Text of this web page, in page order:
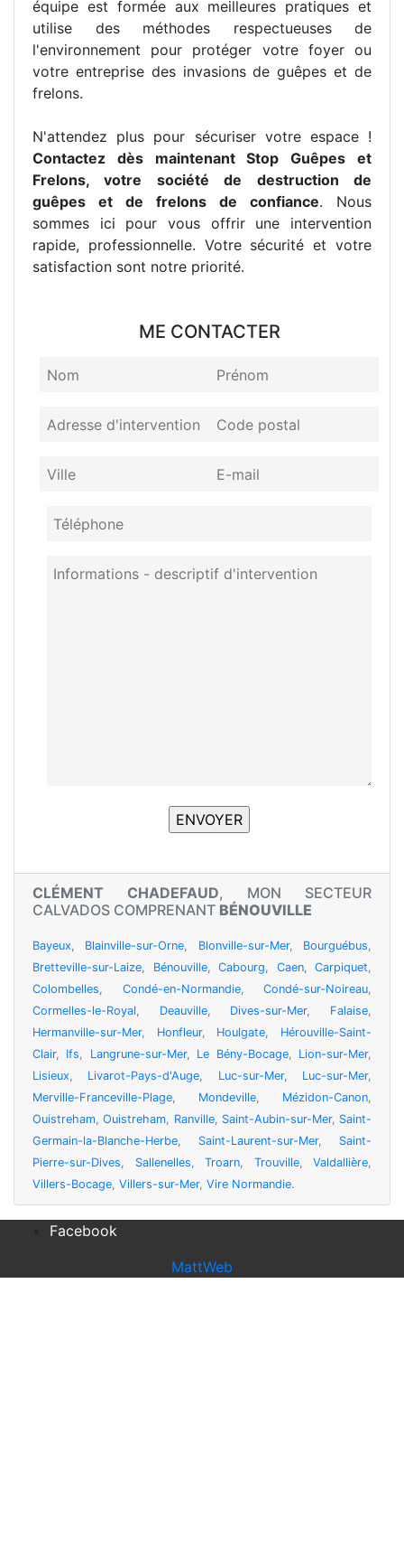
équipe est formée aux meilleures pratiques et
utilise des méthodes respectueuses de
l'environnement pour protéger votre foyer ou
votre entreprise des invasions de guêpes et de
frelons.
N'attendez plus pour sécuriser votre espace !
Contactez dès maintenant Stop Guêpes et
Frelons, votre société de destruction de
guêpes et de frelons de confiance. Nous
sommes ici pour vous offrir une intervention
rapide, professionnelle. Votre sécurité et votre
satisfaction sont notre priorité.
ME CONTACTER
CLÉMENT CHADEFAUD, MON SECTEUR
CALVADOS COMPRENANT BÉNOUVILLE
Bayeux, Blainville-sur-Orne, Blonville-sur-Mer, Bourguébus,
Bretteville-sur-Laize, Bénouville, Cabourg, Caen, Carpiquet,
Colombelles, Condé-en-Normandie, Condé-sur-Noireau,
Cormelles-le-Royal, Deauville, Dives-sur-Mer, Falaise,
Hermanville-sur-Mer, Honfleur, Houlgate, Hérouville-Saint-
Clair, Ifs, Langrune-sur-Mer, Le Bény-Bocage, Lion-sur-Mer,
Lisieux, Livarot-Pays-d'Auge, Luc-sur-Mer, Luc-sur-Mer,
Merville-Franceville-Plage, Mondeville, Mézidon-Canon,
Ouistreham,Ouistreham, Ranville, Saint-Aubin-sur-Mer, Saint-
Germain-la-Blanche-Herbe, Saint-Laurent-sur-Mer, Saint-
Pierre-sur-Dives, Sallenelles, Troarn, Trouville, Valdallière,
Villers-Bocage, Villers-sur-Mer, Vire Normandie.
Facebook
MattWeb